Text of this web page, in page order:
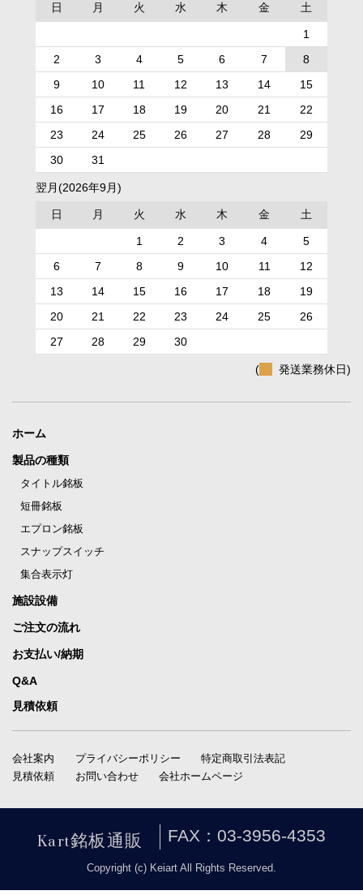
日 月 火 水 木 金 土
1
2
3 4 5 6 7
8
9
10 11 12 13 14
15
16
17 18 19 20 21
22
23
24 25 26 27 28
29
30
31
翌月(2026年9月)
日 月 火 水 木 金 土
1 2 3 4
5
6
7 8 9 10 11
12
13
14 15 16 17 18
19
20
21 22 23 24 25
26
27
28 29 30
( 発送業務休日)
ホーム
製品の種類
タイトル銘板
短冊銘板
エプロン銘板
スナップスイッチ
集合表示灯
施設設備
ご注文の流れ
お支払い/納期
Q&A
見積依頼
会社案内 プライバシーポリシー
特定商取引法表記
見積依頼
お問い合わせ 会社ホームページ
Kart銘板通販 FAX：03-3956-4353
Copyright (c) Keiart All Rights Reserved.